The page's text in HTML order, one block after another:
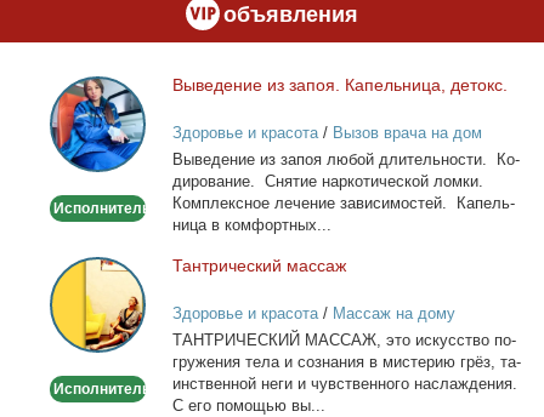
объявления
Выведение
из
запоя.
Капельница,
Исполнитель
Вы­ве­де­ние из за­поя. Ка­пель­ни­ца, де­токс.
Здоровье и красота/ Вызов врача на дом
Вы­ве­де­ние из за­поя лю­бой дли­тель­но­сти. Ко­
ди­ро­ва­ние. Сня­тие нар­ко­ти­че­ской лом­ки.
Ком­плекс­ное ле­че­ние за­ви­си­мо­стей. Ка­пель­
ни­ца в ком­форт­ных...
Тантрический
массаж
Исполнитель
Тан­три­че­ский мас­саж
Здоровье и красота/ Массаж на дому
ТАНТРИЧЕСКИЙ МАССАЖ, это ис­кус­ство по­
гру­же­ния те­ла и со­зна­ния в ми­сте­рию грёз, та­
ин­ствен­ной неги и чув­ствен­но­го на­сла­жде­ния.
С его по­мо­щью вы...